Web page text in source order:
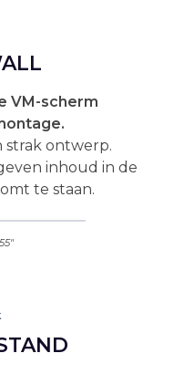
VM-scherm
strak ontwerp.
inhoud in de
te staan.